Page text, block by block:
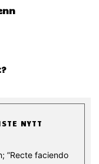
NYTT
”Recte faciendo